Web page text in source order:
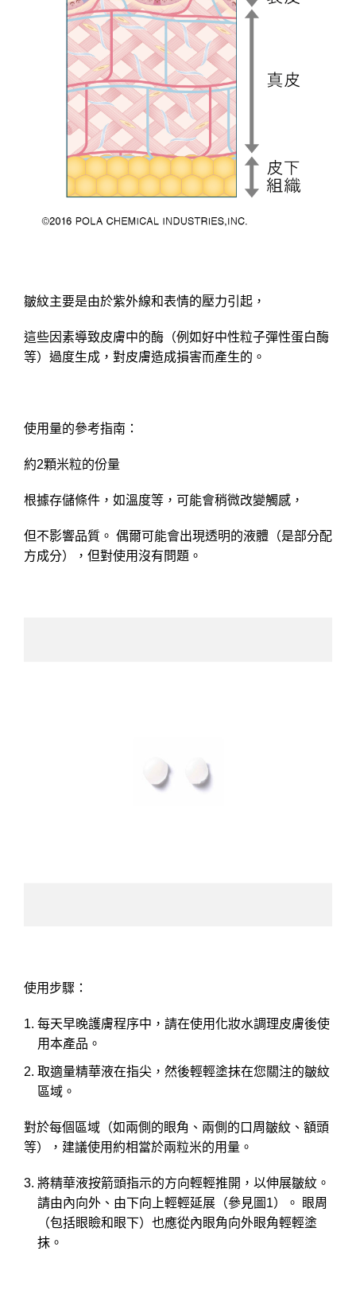
皺紋主要是由於紫外線和表情的壓力引起，
這些因素導致皮膚中的酶（例如好中性粒子彈性蛋白酶
等）過度生成，對皮膚造成損害而產生的。
使用量的參考指南：
約2顆米粒的份量
根據存儲條件，如溫度等，可能會稍微改變觸感，
但不影響品質。 偶爾可能會出現透明的液體（是部分配
方成分），但對使用沒有問題。
使用步驟：
每天早晚護膚程序中，請在使用化妝水調理皮膚後使
用本產品。
取適量精華液在指尖，然後輕輕塗抹在您關注的皺紋
區域。
對於每個區域（如兩側的眼角、兩側的口周皺紋、額頭
等），建議使用約相當於兩粒米的用量。
將精華液按箭頭指示的方向輕輕推開，以伸展皺紋。
請由內向外、由下向上輕輕延展（參見圖1）。 眼周
（包括眼瞼和眼下）也應從內眼角向外眼角輕輕塗
抹。